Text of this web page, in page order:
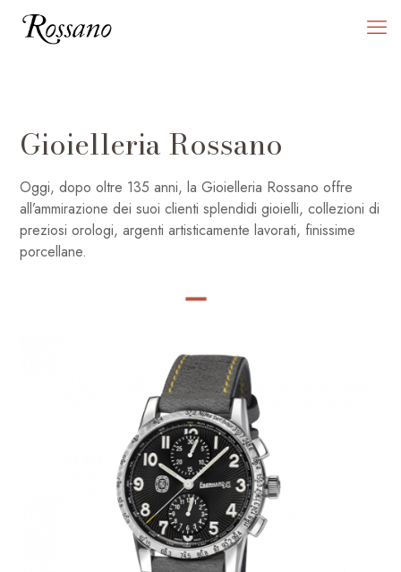
Gioielleria Rossano
Oggi, dopo oltre 135 anni, la Gioielleria Rossano offre
all’ammirazione dei suoi clienti splendidi gioielli, collezioni di
preziosi orologi, argenti artisticamente lavorati, finissime
porcellane.